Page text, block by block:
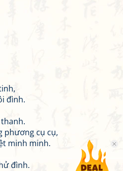
đình.
phương cụ cụ,
minh minh.
đình.